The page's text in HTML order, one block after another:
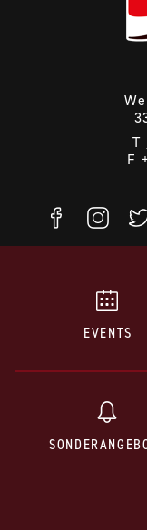
T
F
EVENTS